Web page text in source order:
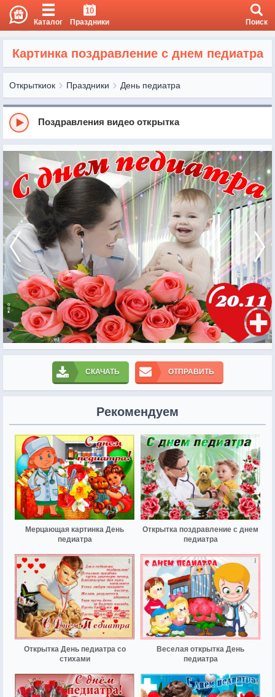
Каталог
10
Праздники Поиск
Картинка поздравление с днем педиатра
Открыткиок Праздники День педиатра
Поздравления видео открытка
СКАЧАТЬ ОТПРАВИТЬ
Рекомендуем
Мерцающая картинка День
педиатра
Открытка поздравление с днем
педиатра
Открытка День педиатра со
стихами
Веселая открытка День
педиатра